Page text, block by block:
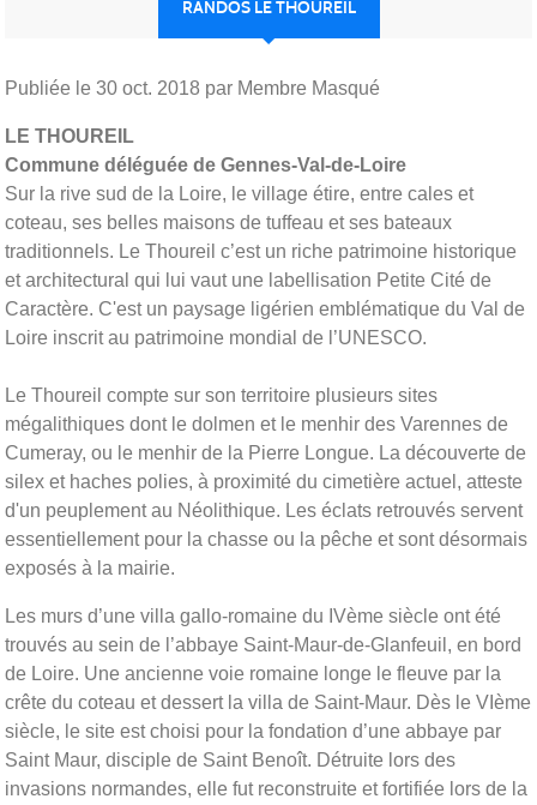
RANDOS LE THOUREIL
Publiée le 30 oct. 2018 par Membre Masqué
LE THOUREIL
Commune déléguée de Gennes-Val-de-Loire
Sur la rive sud de la Loire, le village étire, entre cales et
coteau, ses belles maisons de tuffeau et ses bateaux
traditionnels. Le Thoureil c’est un riche patrimoine historique
et architectural qui lui vaut une labellisation Petite Cité de
Caractère. C'est un paysage ligérien emblématique du Val de
Loire inscrit au patrimoine mondial de l’UNESCO.
Le Thoureil compte sur son territoire plusieurs sites
mégalithiques dont le dolmen et le menhir des Varennes de
Cumeray, ou le menhir de la Pierre Longue. La découverte de
silex et haches polies, à proximité du cimetière actuel, atteste
d'un peuplement au Néolithique. Les éclats retrouvés servent
essentiellement pour la chasse ou la pêche et sont désormais
exposés à la mairie.
Les murs d’une villa gallo-romaine du IVème siècle ont été
trouvés au sein de l’abbaye Saint-Maur-de-Glanfeuil, en bord
de Loire. Une ancienne voie romaine longe le fleuve par la
crête du coteau et dessert la villa de Saint-Maur. Dès le VIème
siècle, le site est choisi pour la fondation d’une abbaye par
Saint Maur, disciple de Saint Benoît. Détruite lors des
invasions normandes, elle fut reconstruite et fortifiée lors de la